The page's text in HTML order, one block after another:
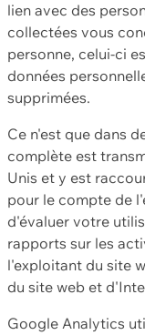
lien avec des
collectées vous
personne, celui-ci
données
supprimées.
Ce n'est que dans
complète est
Unis et y est
pour le compte de
d'évaluer votre
rapports sur les
l'exploitant du site
du site web et
Google Analytics